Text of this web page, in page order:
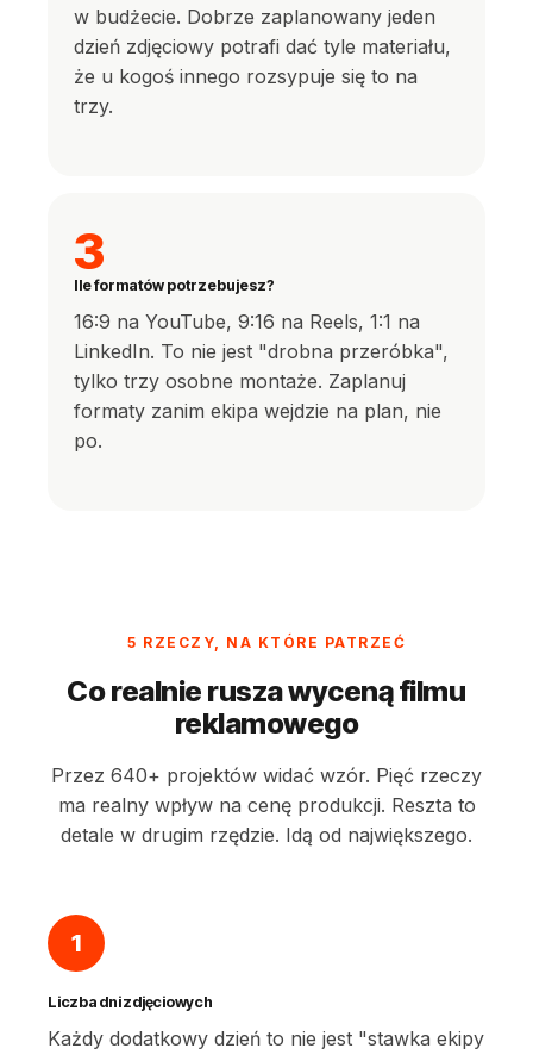
w budżecie. Dobrze zaplanowany jeden
dzień zdjęciowy potrafi dać tyle materiału,
że u kogoś innego rozsypuje się to na
trzy.
3
Ile formatów potrzebujesz?
16:9 na YouTube, 9:16 na Reels, 1:1 na
LinkedIn. To nie jest "drobna przeróbka",
tylko trzy osobne montaże. Zaplanuj
formaty zanim ekipa wejdzie na plan, nie
po.
5 RZECZY, NA KTÓRE PATRZEĆ
Co realnie rusza wyceną filmu
reklamowego
Przez 640+ projektów widać wzór. Pięć rzeczy
ma realny wpływ na cenę produkcji. Reszta to
detale w drugim rzędzie. Idą od największego.
1
Liczba dni zdjęciowych
Każdy dodatkowy dzień to nie jest "stawka ekipy